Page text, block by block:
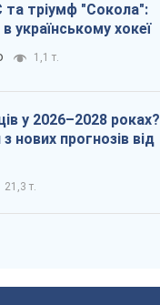
та тріумф "Сокола":
українському хокеї
1,1 т.
у 2026–2028 роках?
нових прогнозів від
21,3 т.